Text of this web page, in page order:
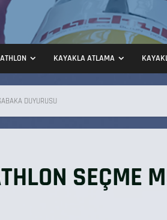
KAYAKLA ATLAMA
DUYURUSU
SEÇME